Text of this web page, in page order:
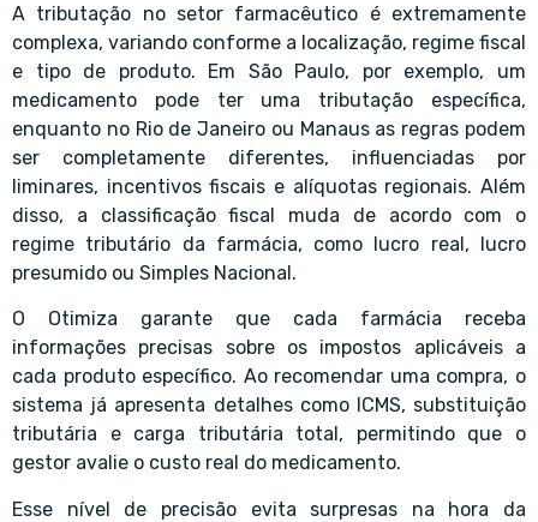
A tributação no setor farmacêutico é extremamente
complexa, variando conforme a localização, regime fiscal
e tipo de produto. Em São Paulo, por exemplo, um
medicamento pode ter uma tributação específica,
enquanto no Rio de Janeiro ou Manaus as regras podem
ser completamente diferentes, influenciadas por
liminares, incentivos fiscais e alíquotas regionais. Além
disso, a classificação fiscal muda de acordo com o
regime tributário da farmácia, como lucro real, lucro
presumido ou Simples Nacional.
O Otimiza garante que cada farmácia receba
informações precisas sobre os impostos aplicáveis a
cada produto específico. Ao recomendar uma compra, o
sistema já apresenta detalhes como ICMS, substituição
tributária e carga tributária total, permitindo que o
gestor avalie o custo real do medicamento.
Esse nível de precisão evita surpresas na hora da